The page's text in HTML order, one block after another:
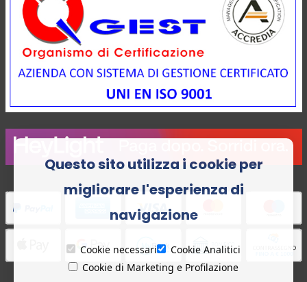
Questo sito utilizza i cookie per
migliorare l'esperienza di
navigazione
Cookie necessari
Cookie Analitici
Cookie di Marketing e Profilazione